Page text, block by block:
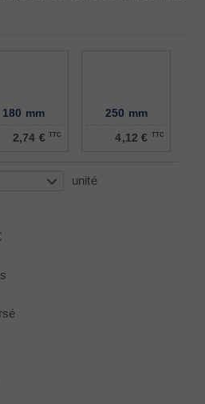
180 mm
2,74 € TTC
250 mm
4,12 €
TTC
unité